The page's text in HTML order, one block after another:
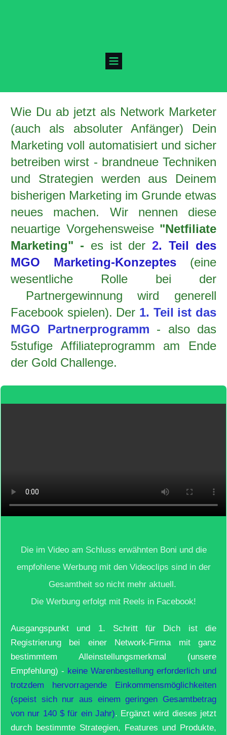
Wie Du ab jetzt als Network Marketer
(auch als absoluter Anfänger) Dein
Marketing voll automatisiert und sicher
betreiben wirst - brandneue Techniken
und Strategien werden aus Deinem
bisherigen Marketing im Grunde etwas
neues machen. Wir nennen diese
neuartige Vorgehensweise "Netfiliate
Marketing" - es ist der 2. Teil des
MGO Marketing-Konzeptes
(eine
wesentliche Rolle bei der
Partnergewinnung wird generell
Facebook spielen). Der 1. Teil ist das
MGO Partnerprogramm - also das
5stufige Affiliateprogramm am Ende
der Gold Challenge.
Die im Video am Schluss erwähnten Boni und die
empfohlene Werbung mit den Videoclips sind in der
Gesamtheit so nicht mehr aktuell.
Die Werbung erfolgt mit Reels in Facebook!
Ausgangspunkt und 1. Schritt für Dich ist die
Registrierung bei einer Network-Firma mit ganz
bestimmtem Alleinstellungsmerkmal (unsere
Empfehlung) - keine Warenbestellung erforderlich und
trotzdem hervorragende Einkommensmöglichkeiten
(speist sich nur aus einem geringen Gesamtbetrag
von nur 140 $ für ein Jahr). Ergänzt wird dieses jetzt
durch bestimmte Strategien, Features und Produkte,